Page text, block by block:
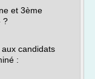
et 3ème
?
candidats
: